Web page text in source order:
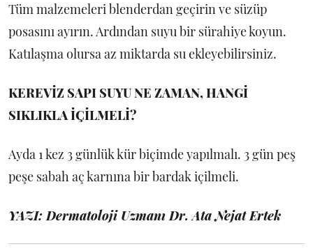
Tüm malzemeleri blenderdan geçirin ve süzüp
posasını ayırın. Ardından suyu bir sürahiye koyun.
Katılaşma olursa az miktarda su ekleyebilirsiniz.
KEREVİZ SAPI SUYU NE ZAMAN, HANGİ
SIKLIKLA İÇİLMELİ?
Ayda 1 kez 3 günlük kür biçimde yapılmalı. 3 gün peş
peşe sabah aç karnına bir bardak içilmeli.
YAZI: Dermatoloji Uzmanı Dr. Ata Nejat Ertek